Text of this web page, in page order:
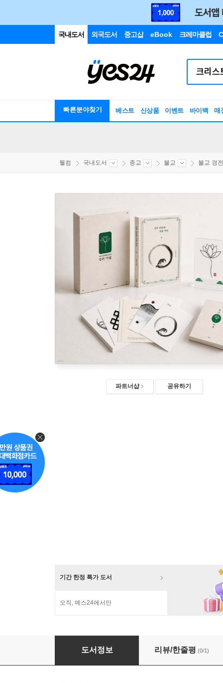
국내도서 외국도서 중고샵 eBook 크레마클럽
빠른분야찾기 베스트 신상품 이벤트 바이백 매
웰컴 국내도서 종교 불교 불교 경
파트너샵 공유하기
기간 한정 특가 도서
오직, 예스24에서만
선의 마음 세트
도서정보 리뷰/한줄평 (0/1)